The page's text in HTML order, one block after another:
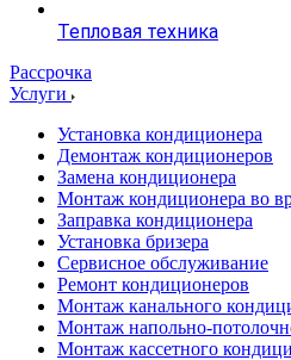
Тепловая техника
Рассрочка
Услуги
Установка кондиционера
Демонтаж кондиционеров
Замена кондиционера
Монтаж кондиционера во
Заправка кондиционера
Установка бризера
Сервисное обслуживание
Ремонт кондиционеров
Монтаж канального
Монтаж напольно-
Монтаж кассетного